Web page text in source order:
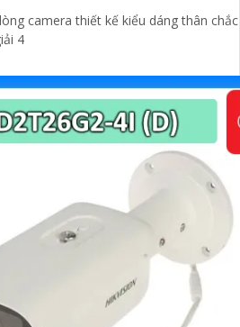
camera thiết kế kiểu dáng thân
4